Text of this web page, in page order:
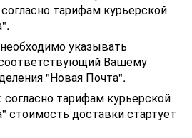
х 8.1 мм), клеевая
переходной В-Н-Н,
Industrial, 1200 мм, 23-34 м3/
40 м3/ч/м2, присоединение
бассейна Elecro G2 30кВт
тарифам курьерской
указывать
Вашему
"Новая Почта".
тарифам курьерской
стоимость доставки стартует